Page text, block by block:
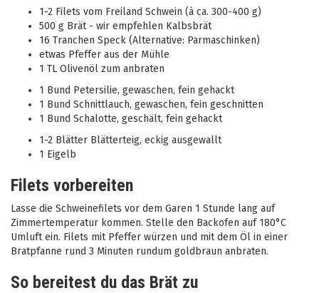
1-2 Filets vom Freiland Schwein (à ca. 300-400 g)
500 g Brät - wir empfehlen Kalbsbrät
16 Tranchen Speck (Alternative: Parmaschinken)
etwas Pfeffer aus der Mühle
1 TL Olivenöl zum anbraten
1 Bund Petersilie, gewaschen, fein gehackt
1 Bund Schnittlauch, gewaschen, fein geschnitten
1 Bund Schalotte, geschält, fein gehackt
1-2 Blätter Blätterteig, eckig ausgewallt
1 Eigelb
Filets vorbereiten
Lasse die Schweinefilets vor dem Garen 1 Stunde lang auf
Zimmertemperatur kommen. Stelle den Backofen auf 180°C
Umluft ein. Filets mit Pfeffer würzen und mit dem Öl in einer
Bratpfanne rund 3 Minuten rundum goldbraun anbraten.
So bereitest du das Brät zu